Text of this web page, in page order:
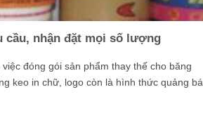
cầu, nhận đặt mọi số lượng
đóng gói sản phẩm thay thế cho băng
keo in chữ, logo còn là hình thức quảng bá